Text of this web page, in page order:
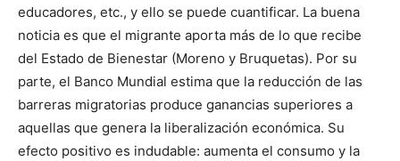
educadores, etc., y ello se puede cuantificar. La buena
noticia es que el migrante aporta más de lo que recibe
del Estado de Bienestar (Moreno y Bruquetas). Por su
parte, el Banco Mundial estima que la reducción de las
barreras migratorias produce ganancias superiores a
aquellas que genera la liberalización económica. Su
efecto positivo es indudable: aumenta el consumo y la